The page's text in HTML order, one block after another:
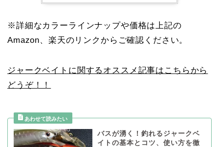
※詳細なカラーラインナップや価格は上記の
Amazon、楽天のリンクからご確認ください。
ジャークベイトに関するオススメ記事はこちらから
どうぞ！！
バスが湧く！釣れるジャークベ
イトの基本とコツ、使い方を徹